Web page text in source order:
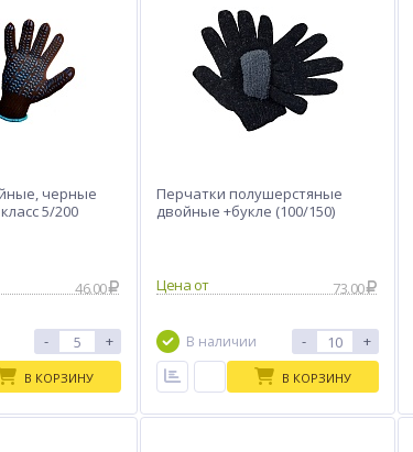
черные
5/200
46.00
- +
В КОРЗИНУ
Перчатки полушерстяные
двойные +букле (100/150)
Цена от 73.00
В наличии - +
В КОРЗИНУ